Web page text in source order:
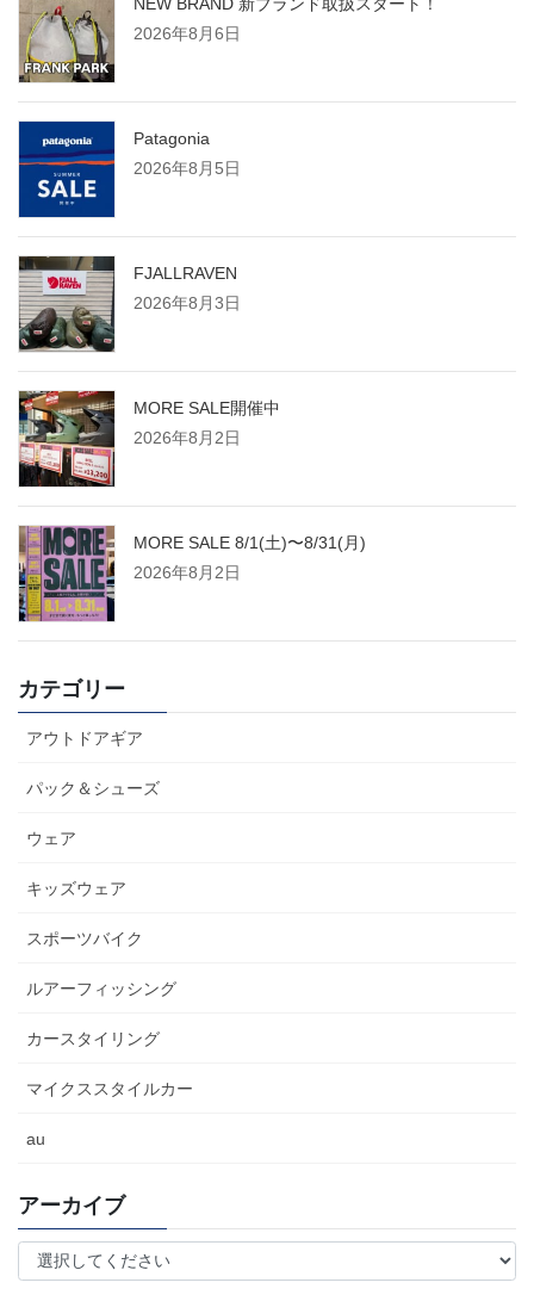
2026年8月6日
Patagonia
2026年8月5日
FJALLRAVEN
2026年8月3日
MORE SALE開催中
2026年8月2日
MORE SALE 8/1(土)〜8/31(月)
2026年8月2日
カテゴリー
アウトドアギア
パック＆シューズ
ウェア
キッズウェア
スポーツバイク
ルアーフィッシング
カースタイリング
マイクススタイルカー
au
アーカイブ